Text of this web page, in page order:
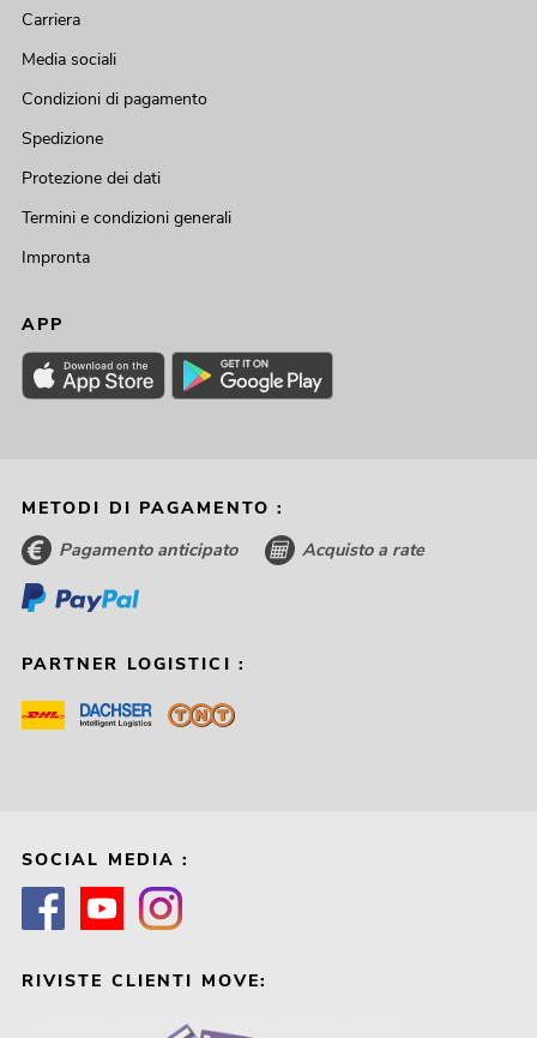
Carriera
Media sociali
Condizioni di pagamento
Spedizione
Protezione dei dati
Termini e condizioni generali
Impronta
APP
METODI DI PAGAMENTO :
Pagamento anticipato Acquisto a rate
PARTNER LOGISTICI :
SOCIAL MEDIA :
RIVISTE CLIENTI MOVE: